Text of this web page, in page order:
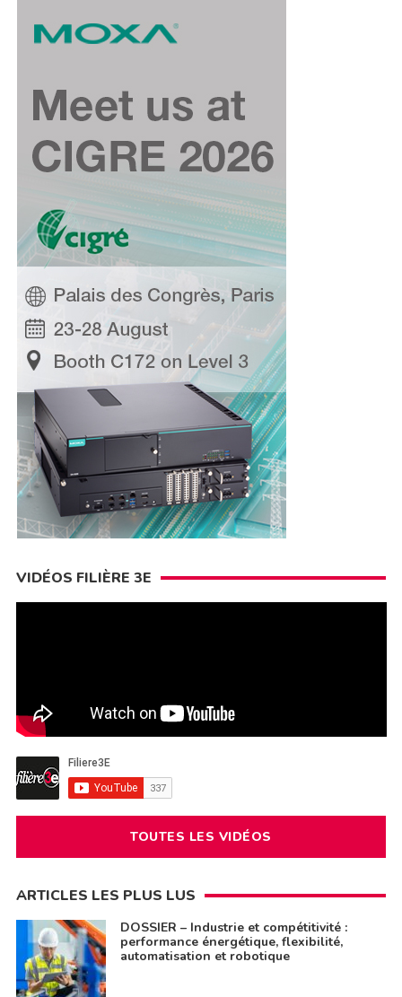
VIDÉOS FILIÈRE 3E
TOUTES LES VIDÉOS
ARTICLES LES PLUS LUS
DOSSIER – Industrie et compétitivité :
performance énergétique, flexibilité,
automatisation et robotique